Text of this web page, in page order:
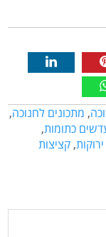
, מתכונים לחנוכה,
כתומות,
,קציצות